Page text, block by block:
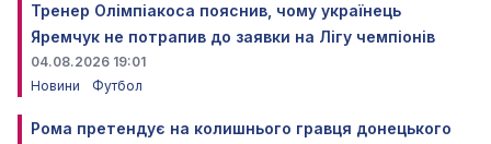
Тренер Олімпіакоса пояснив, чому українець
Яремчук не потрапив до заявки на Лігу чемпіонів
04.08.2026 19:01
Новини
Футбол
Рома претендує на колишнього гравця донецького